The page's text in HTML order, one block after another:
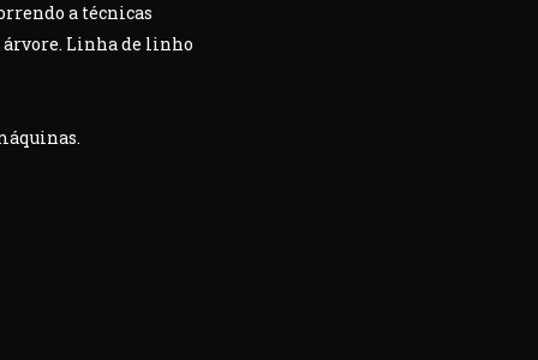
a técnicas
árvore. Linha de linho